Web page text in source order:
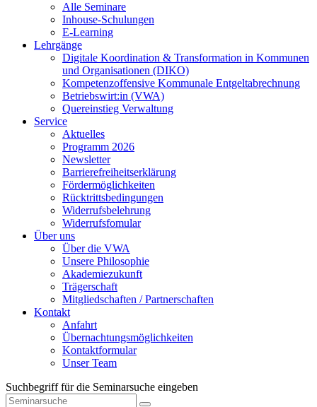
Alle Seminare
Inhouse-Schulungen
E-Learning
Lehrgänge
Digitale Koordination & Transformation in Kommunen
und Organisationen (DIKO)
Kompetenzoffensive Kommunale Entgeltabrechnung
Betriebswirt:in (VWA)
Quereinstieg Verwaltung
Service
Aktuelles
Programm 2026
Newsletter
Barrierefreiheitserklärung
Fördermöglichkeiten
Rücktrittsbedingungen
Widerrufsbelehrung
Widerrufsfomular
Über uns
Über die VWA
Unsere Philosophie
Akademiezukunft
Trägerschaft
Mitgliedschaften / Partnerschaften
Kontakt
Anfahrt
Übernachtungsmöglichkeiten
Kontaktformular
Unser Team
Suchbegriff für die Seminarsuche eingeben